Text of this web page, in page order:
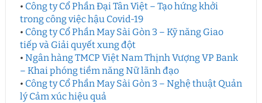
• Công ty Cổ Phần Đại Tân Việt – Tạo hứng khởi
trong công việc hậu Covid-19
• Công ty Cổ Phần May Sài Gòn 3 – Kỹ năng Giao
tiếp và Giải quyết xung đột
• Ngân hàng TMCP Việt Nam Thịnh Vượng VP Bank
– Khai phóng tiềm năng Nữ lãnh đạo
• Công ty Cổ Phần May Sài Gòn 3 – Nghệ thuật Quản
lý Cảm xúc hiệu quả